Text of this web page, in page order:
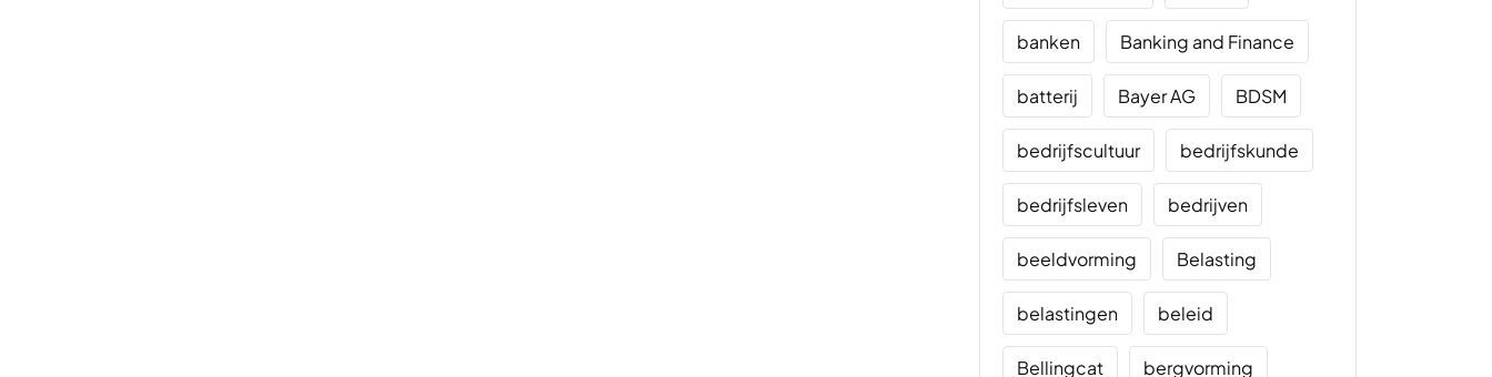
banken Banking and Finance
batterij Bayer AG BDSM
bedrijfscultuur bedrijfskunde
bedrijfsleven bedrijven
beeldvorming Belasting
belastingen beleid
Bellingcat bergvorming